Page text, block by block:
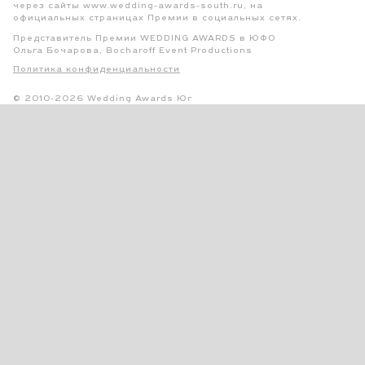
через сайты www.wedding-awards-south.ru, на
официальных страницах Премии в социальных сетях.
Представитель Премии WEDDING AWARDS в ЮФО
Ольга Бочарова, Bocharoff Event Productions
Политика конфиденциальности
© 2010-2026 Wedding Awards Юг